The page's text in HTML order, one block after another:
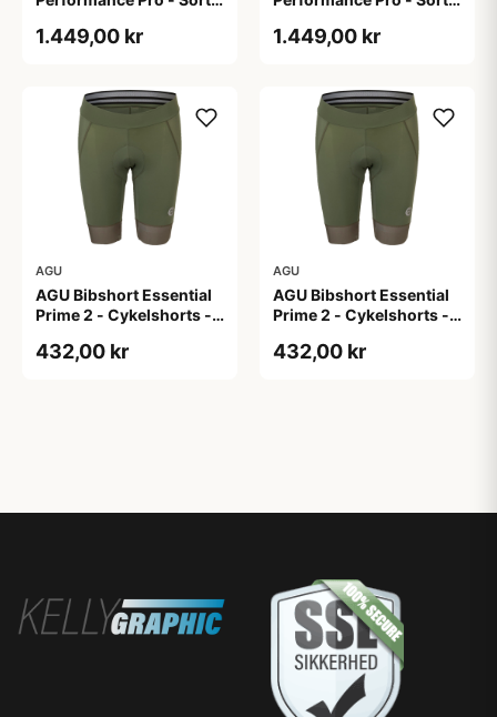
1.449,00 kr 1.449,00 kr
AGU
AGU Bibshort Essential
Prime 2 - Cykelshorts -
2XL
432,00 kr
AGU
AGU Bibshort Essential
Prime 2 - Cykelshorts -
L
432,00 kr